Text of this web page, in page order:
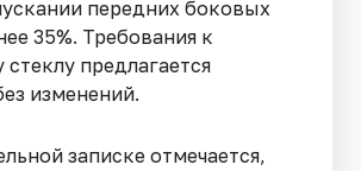
передних боковых
35%. Требования к
предлагается
изменений.
записке отмечается,